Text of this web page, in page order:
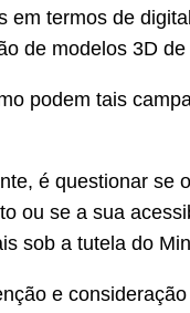
em termos de
de modelos 3D
podem tais
é questionar
ou se a sua
sob a tutela do
e